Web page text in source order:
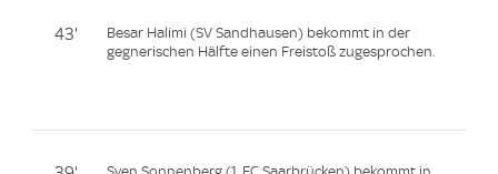
43'
Besar Halimi (SV Sandhausen) bekommt in der
gegnerischen Hälfte einen Freistoß zugesprochen.